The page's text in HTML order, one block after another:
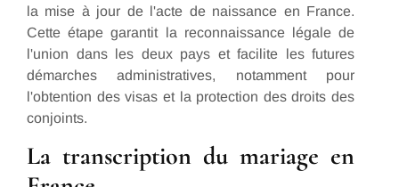
la mise à jour de l'acte de naissance en France.
Cette étape garantit la reconnaissance légale de
l'union dans les deux pays et facilite les futures
démarches administratives, notamment pour
l'obtention des visas et la protection des droits des
conjoints.
La transcription du mariage en